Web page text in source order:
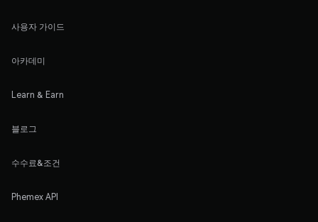
사용자 가이드
아카데미
Learn & Earn
블로그
수수료&조건
Phemex API